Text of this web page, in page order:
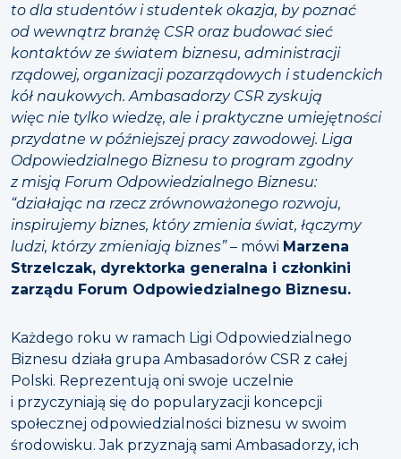
to dla studentów i studentek okazja, by poznać
od wewnątrz branżę CSR oraz budować sieć
kontaktów ze światem biznesu, administracji
rządowej, organizacji pozarządowych i studenckich
kół naukowych. Ambasadorzy CSR zyskują
więc nie tylko wiedzę, ale i praktyczne umiejętności
przydatne w późniejszej pracy zawodowej. Liga
Odpowiedzialnego Biznesu to program zgodny
z misją Forum Odpowiedzialnego Biznesu:
“działając na rzecz zrównoważonego rozwoju,
inspirujemy biznes, który zmienia świat, łączymy
ludzi, którzy zmieniają biznes”– mówi Marzena
Strzelczak, dyrektorka generalna i członkini
zarządu Forum Odpowiedzialnego Biznesu.
Każdego roku w ramach Ligi Odpowiedzialnego
Biznesu działa grupa Ambasadorów CSR z całej
Polski. Reprezentują oni swoje uczelnie
i przyczyniają się do popularyzacji koncepcji
społecznej odpowiedzialności biznesu w swoim
środowisku. Jak przyznają sami Ambasadorzy, ich